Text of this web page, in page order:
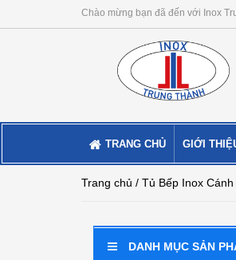
Chào mừng bạn đã đến với Inox
TRANG CHỦ GIỚI
Trang chủ / Tủ Bếp Inox
DANH MỤC SẢN